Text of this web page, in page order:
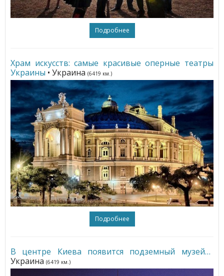
Подробнее
Храм искусств: самые красивые оперные театры
Украины • Украина (6419 км.)
Подробнее
В центре Киева появится подземный музей
Украина (6419 км.)